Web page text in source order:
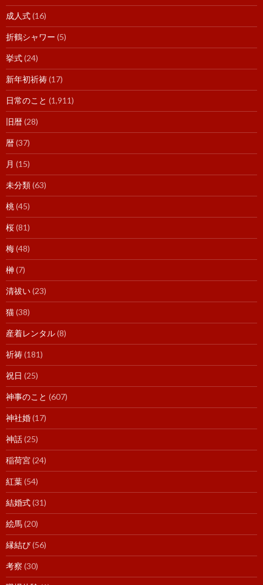
成人式(16)
折鶴シャワー (5)
挙式(24)
新年初祈祷(17)
日常のこと (1,911)
旧暦(28)
暦(37)
月 (15)
未分類(63)
桃(45)
桜(81)
梅(48)
榊(7)
清祓い(23)
猫(38)
産着レンタル(8)
祈祷(181)
祝日 (25)
神事のこと (607)
神社婚(17)
神話(25)
稲荷宮(24)
紅葉(54)
結婚式(31)
絵馬(20)
縁結び(56)
考察 (30)